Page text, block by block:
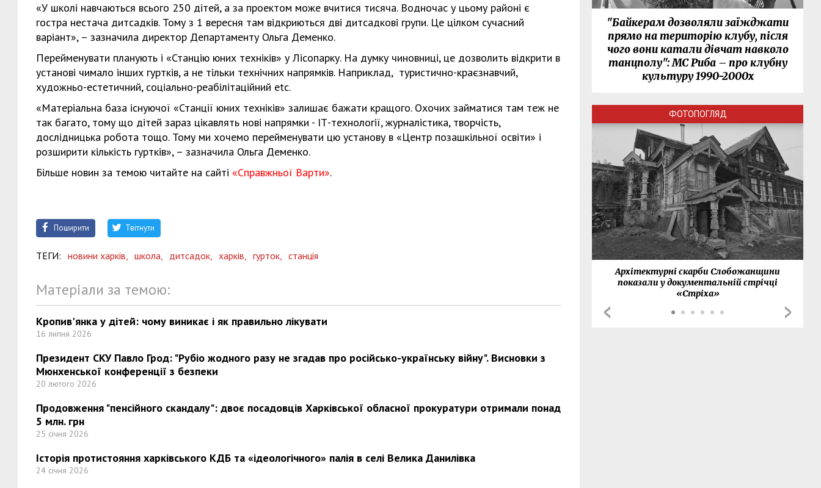
«У школі навчаються всього 250 дітей, а за проектом може вчитися тисяча. Водночас у цьому районі є
гостра нестача дитсадків. Тому з 1 вересня там відкриються дві дитсадкові групи. Це цілком сучасний
варіант», – зазначила директор Департаменту Ольга Деменко.
Перейменувати планують і «Станцію юних техніків» у Лісопарку. На думку чиновниці, це дозволить відкрити в
установі чимало інших гуртків, а не тільки технічних напрямків. Наприклад, туристично-краєзнавчий,
художньо-естетичний, соціально-реабілітаційний etc.
«Матеріальна база існуючої «Станції юних техніків» залишає бажати кращого. Охочих займатися там теж не
так багато, тому що дітей зараз цікавлять нові напрямки - ІТ-технології, журналістика, творчість,
дослідницька робота тощо. Тому ми хочемо перейменувати цю установу в «Центр позашкільної освіти» і
розширити кількість гуртків», – зазначила Ольга Деменко.
Більше новин за темою читайте на сайті «Справжньої Варти».
Поширити Твітнути
ТЕГИ: новини харків, школа, дитсадок, харків, гурток, станція
Матеріали за темою:
Кропив'янка у дітей: чому виникає і як правильно лікувати
16 липня 2026
Президент СКУ Павло Грод: "Рубіо жодного разу не згадав про російсько-українську війну". Висновки з
Мюнхенської конференції з безпеки
20 лютого 2026
Продовження "пенсійного скандалу": двоє посадовців Харківської обласної прокуратури отримали понад
5 млн. грн
25 січня 2026
Історія протистояння харківського КДБ та «ідеологічного» палія в селі Велика Данилівка
24 січня 2026
"Байкерам дозволяли заїжджати
прямо на територію клубу, після
чого вони катали дівчат навколо
танцполу": МС Риба – про клубну
культуру 1990-2000х
ФОТОПОГЛЯД
Архітектурні скарби Слобожанщини
показали у документальній стрічці
«Стріха»